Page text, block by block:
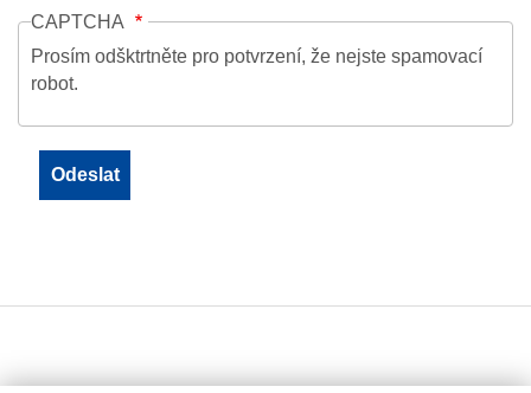
CAPTCHA
Prosím odšktrtněte pro potvrzení, že nejste spamovací
robot.